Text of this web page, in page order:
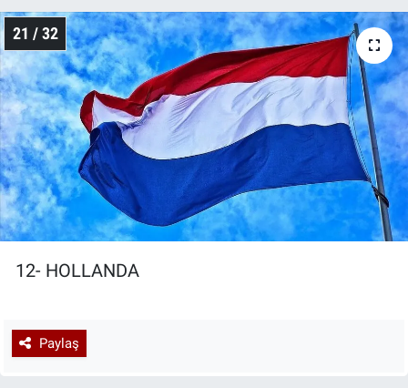
21 / 32
12- HOLLANDA
Paylaş